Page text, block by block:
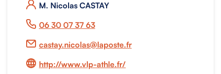
M. Nicolas CASTAY
06 30 07 37 63
castay.nicolas@laposte.fr
http://www.vlp-athle.fr/